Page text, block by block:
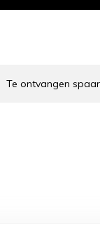
Te ontvangen